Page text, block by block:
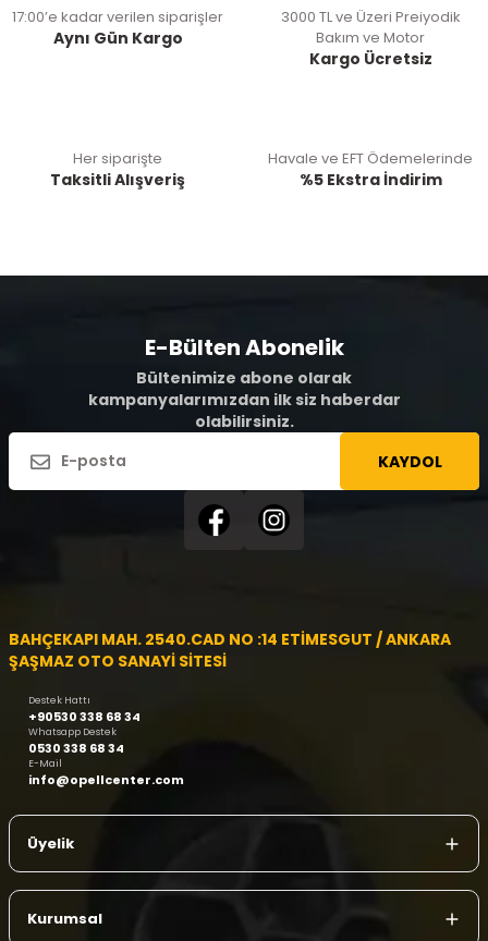
17:00’e kadar verilen siparişler
Aynı Gün Kargo
3000 TL ve Üzeri Preiyodik
Bakım ve Motor
Kargo Ücretsiz
Her siparişte
Taksitli Alışveriş
Havale ve EFT Ödemelerinde
%5 Ekstra İndirim
E-Bülten Abonelik
Bültenimize abone olarak
kampanyalarımızdan ilk siz haberdar
olabilirsiniz.
KAYDOL
BAHÇEKAPI MAH. 2540.CAD NO :14 ETİMESGUT / ANKARA
ŞAŞMAZ OTO SANAYİ SİTESİ
Destek Hattı
+90530 338 68 34
Whatsapp Destek
0530 338 68 34
E-Mail
info@opellcenter.com
Üyelik
Kurumsal